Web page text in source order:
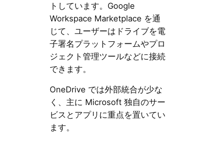
トしています。Google
Workspace Marketplace を通
じて、ユーザーはドライブを電
子署名プラットフォームやプロ
ジェクト管理ツールなどに接続
できます。
OneDrive では外部統合が少な
く、主に Microsoft 独自のサー
ビスとアプリに重点を置いてい
ます。